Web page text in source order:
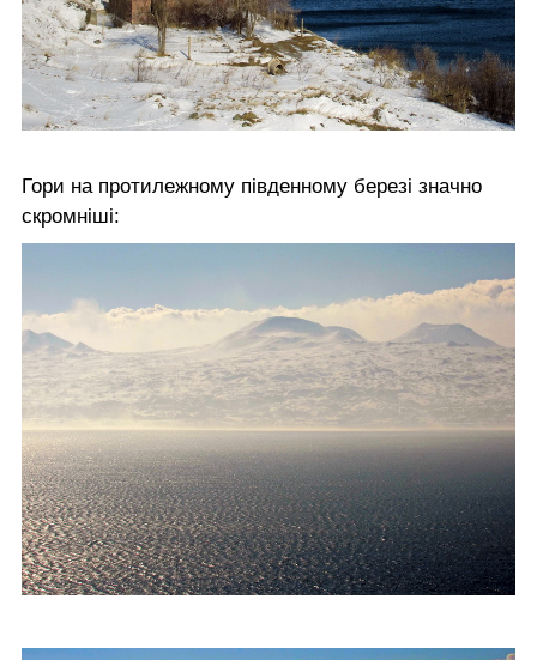
Гори на протилежному південному березі значно
скромніші: